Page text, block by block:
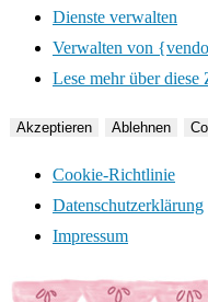
Dienste verwalten
Verwalten von
Lese mehr über diese
Akzeptieren Ablehnen
Cookie-Richtlinie
Datenschutzerklärung
Impressum
Zum